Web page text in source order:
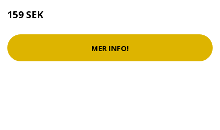
159 SEK
MER INFO!